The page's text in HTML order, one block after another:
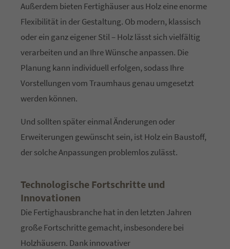
About us
Aenean commodo ligula eget dolor. Aenean massa.
ultricies nec.
Außerdem bieten Fertighäuser aus Holz eine enorme
Flexibilität in der Gestaltung. Ob modern, klassisch
oder ein ganz eigener Stil – Holz lässt sich vielfältig
verarbeiten und an Ihre Wünsche anpassen. Die
Planung kann individuell erfolgen, sodass Ihre
Vorstellungen vom Traumhaus genau umgesetzt
werden können.
Und sollten später einmal Änderungen oder
Erweiterungen gewünscht sein, ist Holz ein Baustoff,
der solche Anpassungen problemlos zulässt.
Technologische Fortschritte und
Innovationen
Die Fertighausbranche hat in den letzten Jahren
große Fortschritte gemacht, insbesondere bei
Holzhäusern. Dank innovativer